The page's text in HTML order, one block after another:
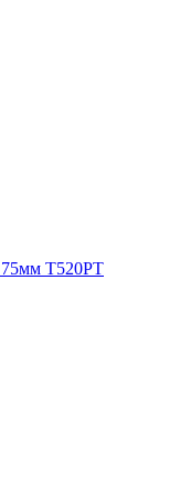
75мм Т520РТ